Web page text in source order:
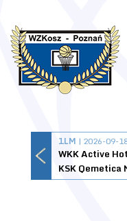
1LM | 2026-09-
WKK Active